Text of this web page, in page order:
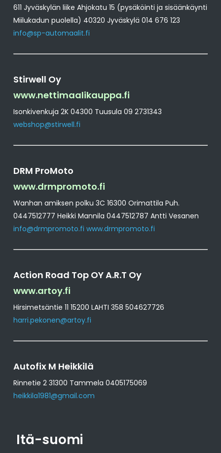
611 Jyväskylän liike Ahjokatu 15 (pysäköinti ja sisäänkäynti
Miilukadun puolella) 40320 Jyväskylä 014 676 123
info@sp-automaalit.fi
Stirwell Oy
www.nettimaalikauppa.fi
Isonkivenkuja 2K 04300 Tuusula 09 2731343
webshop@stirwell.fi
DRM ProMoto
www.drmpromoto.fi
Wanhan amiksen polku 3C 16300 Orimattila Puh.
0447512777 Heikki Mannila 0447512787 Antti Vesanen
info@drmpromoto.fi www.drmpromoto.fi
Action Road Top OY A.R.T Oy
www.artoy.fi
Hirsimetsäntie 11 15200 LAHTI 358 504627726
harri.pekonen@artoy.fi
Autofix M Heikkilä
Rinnetie 2 31300 Tammela 0405175069
heikkila1981@gmail.com
Itä-suomi